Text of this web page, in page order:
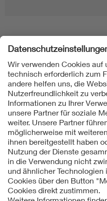
Folgen Sie uns
Kontakte
Service
Impressum